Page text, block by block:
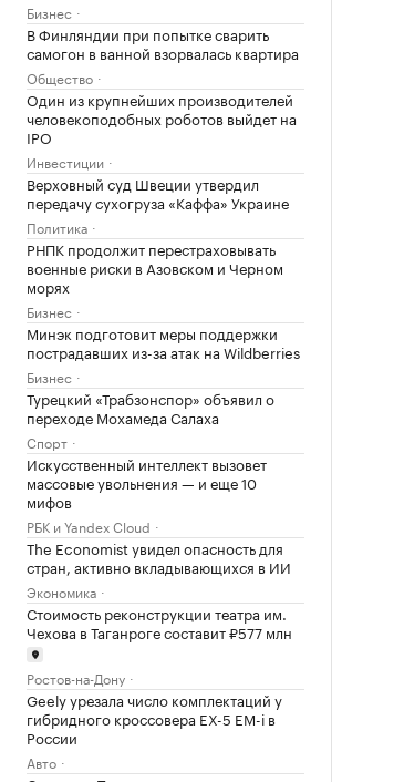
Бизнес
В Финляндии при попытке сварить
самогон в ванной взорвалась квартира
Общество
Один из крупнейших производителей
человекоподобных роботов выйдет на
IPO
Инвестиции
Верховный суд Швеции утвердил
передачу сухогруза «Каффа» Украине
Политика
РНПК продолжит перестраховывать
военные риски в Азовском и Черном
морях
Бизнес
Минэк подготовит меры поддержки
пострадавших из-за атак на Wildberries
Бизнес
Турецкий «Трабзонспор» объявил о
переходе Мохамеда Салаха
Спорт
Искусственный интеллект вызовет
массовые увольнения — и еще 10
мифов
РБК и Yandex Cloud
The Economist увидел опасность для
стран, активно вкладывающихся в ИИ
Экономика
Стоимость реконструкции театра им.
Чехова в Таганроге составит ₽577 млн
Ростов-на-Дону
Geely урезала число комплектаций у
гибридного кроссовера EX-5 EM-i в
России
Авто